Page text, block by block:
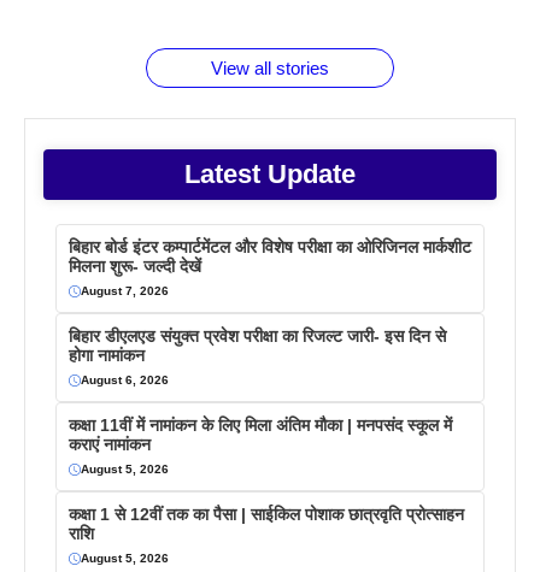
View all stories
Latest Update
बिहार बोर्ड इंटर कम्पार्टमेंटल और विशेष परीक्षा का ओरिजिनल मार्कशीट
मिलना शुरू- जल्दी देखें
August 7, 2026
बिहार डीएलएड संयुक्त प्रवेश परीक्षा का रिजल्ट जारी- इस दिन से
होगा नामांकन
August 6, 2026
कक्षा 11वीं में नामांकन के लिए मिला अंतिम मौका | मनपसंद स्कूल में
कराएं नामांकन
August 5, 2026
कक्षा 1 से 12वीं तक का पैसा | साईकिल पोशाक छात्रवृति प्रोत्साहन
राशि
August 5, 2026